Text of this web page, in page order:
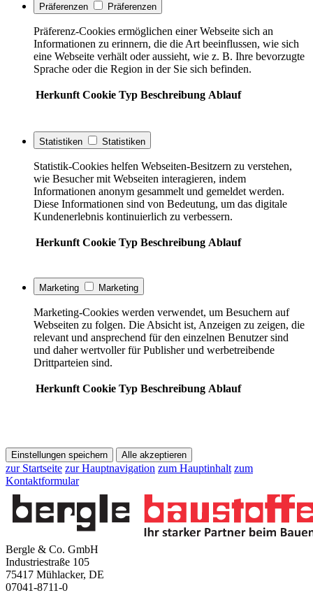
Präferenzen Präferenzen
Präferenz-Cookies ermöglichen einer Webseite sich an
Informationen zu erinnern, die die Art beeinflussen, wie sich
eine Webseite verhält oder aussieht, wie z. B. Ihre bevorzugte
Sprache oder die Region in der Sie sich befinden.
Herkunft Cookie Typ Beschreibung Ablauf
Statistiken Statistiken
Statistik-Cookies helfen Webseiten-Besitzern zu verstehen,
wie Besucher mit Webseiten interagieren, indem
Informationen anonym gesammelt und gemeldet werden.
Diese Informationen sind von Bedeutung, um das digitale
Kundenerlebnis kontinuierlich zu verbessern.
Herkunft Cookie Typ Beschreibung Ablauf
Marketing Marketing
Marketing-Cookies werden verwendet, um Besuchern auf
Webseiten zu folgen. Die Absicht ist, Anzeigen zu zeigen, die
relevant und ansprechend für den einzelnen Benutzer sind
und daher wertvoller für Publisher und werbetreibende
Drittparteien sind.
Herkunft Cookie Typ Beschreibung Ablauf
Einstellungen speichern Alle akzeptieren
zur Startseite zur Hauptnavigation zum Hauptinhalt zum
Kontaktformular
Bergle & Co. GmbH
Industriestraße 105
75417 Mühlacker, DE
07041-8711-0